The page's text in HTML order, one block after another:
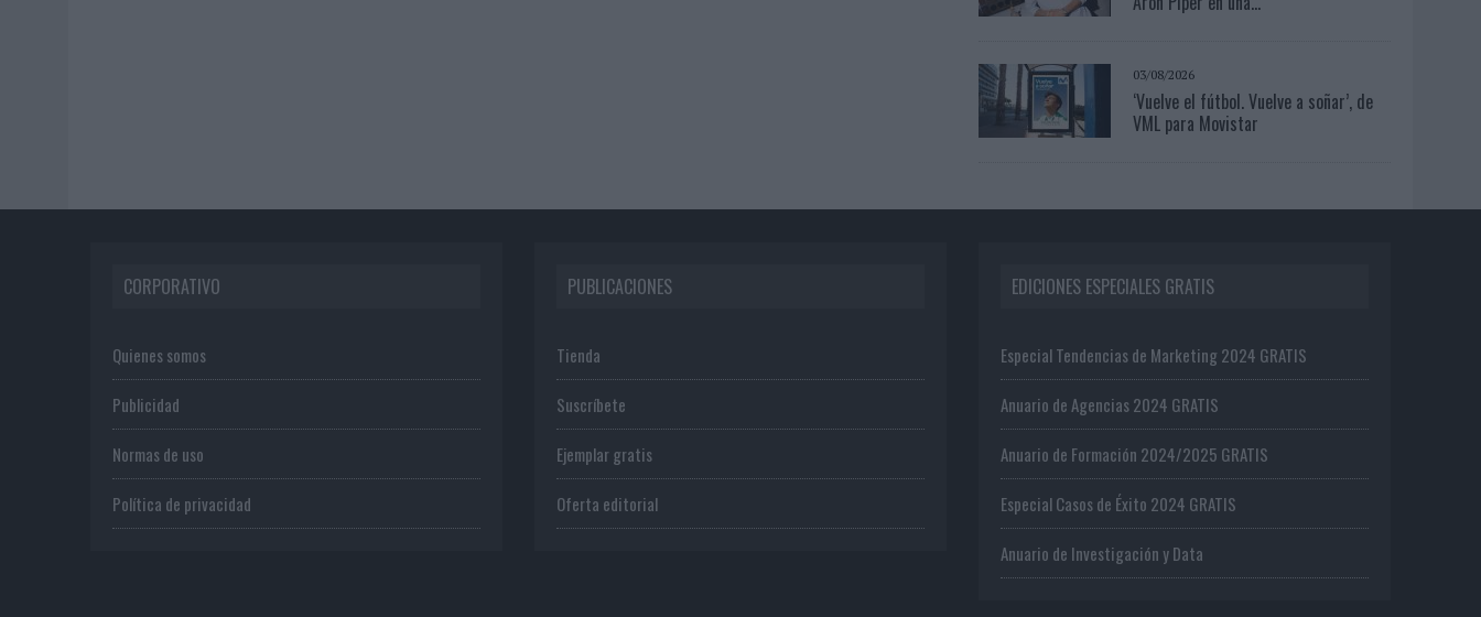
03/08/2026
‘Vuelve el fútbol. Vuelve a soñar’, de
VML para Movistar
CORPORATIVO
Quienes somos
Publicidad
Normas de uso
Política de privacidad
PUBLICACIONES
Tienda
Suscríbete
Ejemplar gratis
Oferta editorial
EDICIONES ESPECIALES GRATIS
Especial Tendencias de Marketing 2024 GRATIS
Anuario de Agencias 2024 GRATIS
Anuario de Formación 2024/2025 GRATIS
Especial Casos de Éxito 2024 GRATIS
Anuario de Investigación y Data